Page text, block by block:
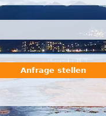
Anfrage stellen